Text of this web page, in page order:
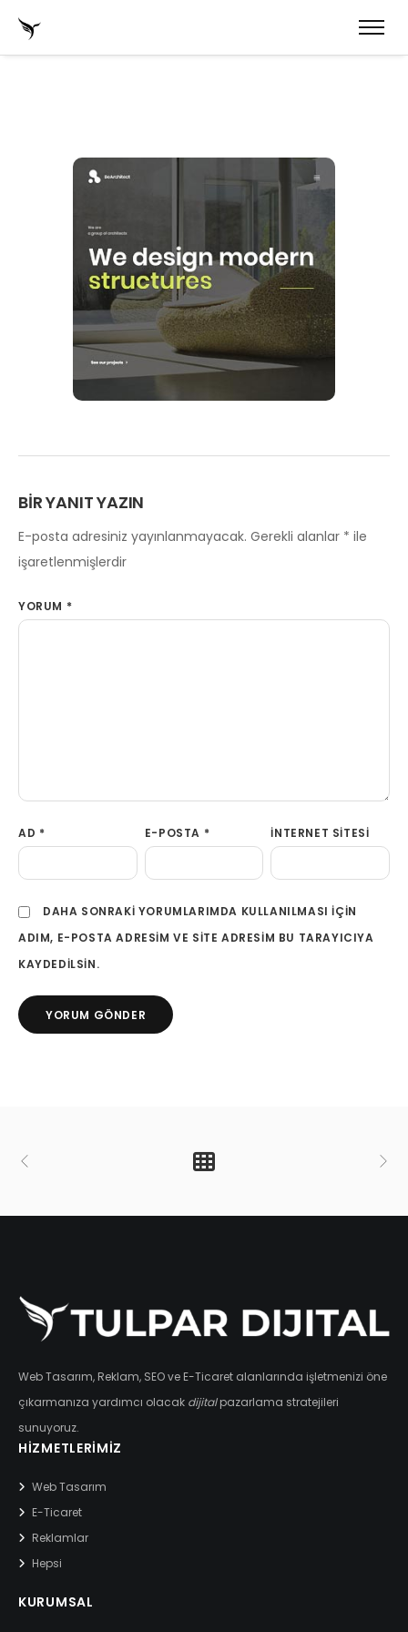
BIR YANIT YAZIN
E-posta adresiniz yayınlanmayacak. Gerekli alanlar * ile
işaretlenmişlerdir
YORUM *
AD * E-POSTA * İNTERNET SITESI
DAHA SONRAKI YORUMLARIMDA KULLANILMASI IÇIN
ADIM, E-POSTA ADRESIM VE SITE ADRESIM BU TARAYICIYA
KAYDEDILSIN.
Web Tasarım, Reklam, SEO ve E-Ticaret alanlarında işletmenizi öne
çıkarmanıza yardımcı olacak dijitalpazarlama stratejileri
sunuyoruz.
HIZMETLERIMIZ
Web Tasarım
E-Ticaret
Reklamlar
Hepsi
KURUMSAL